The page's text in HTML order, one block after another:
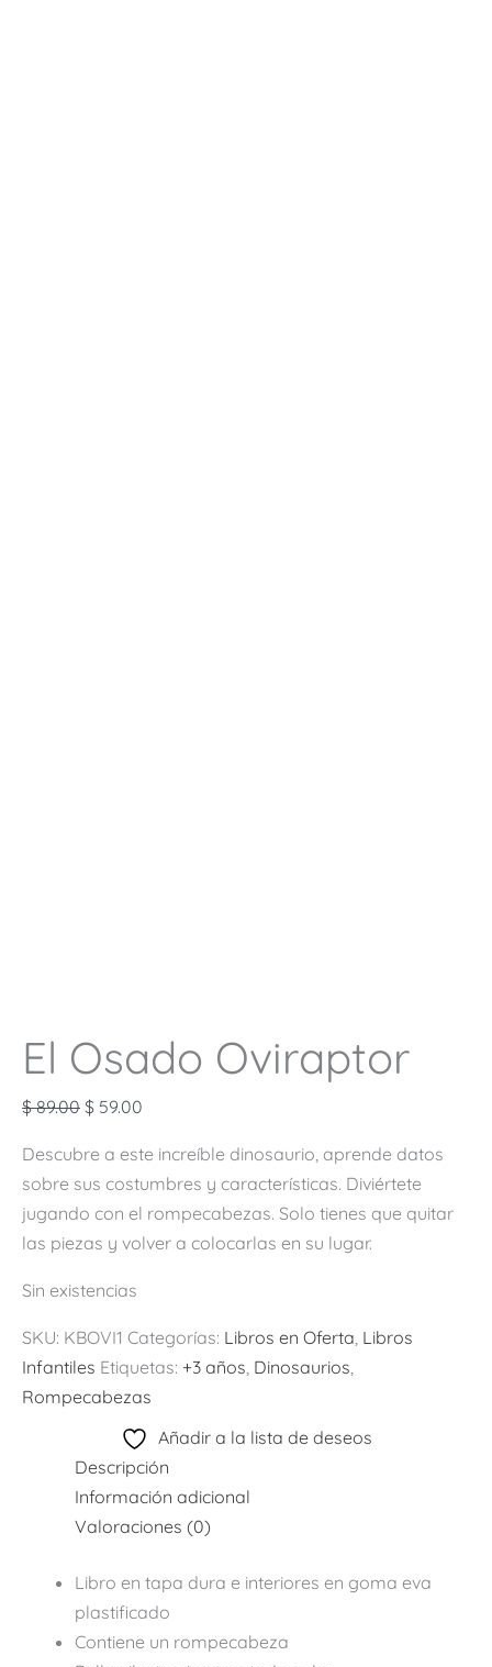
El Osado Oviraptor
$89.00 $ 59.00
Descubre a este increíble dinosaurio, aprende datos
sobre sus costumbres y características. Diviértete
jugando con el rompecabezas. Solo tienes que quitar
las piezas y volver a colocarlas en su lugar.
Sin existencias
SKU: KBOVI1 Categorías: Libros en Oferta Libros
Infantiles Etiquetas: +3 años Dinosaurios
Rompecabezas
Añadir a la lista de deseos
Descripción
Información adicional
Valoraciones (0)
Libro en tapa dura e interiores en goma eva
plastificado
Contiene un rompecabeza